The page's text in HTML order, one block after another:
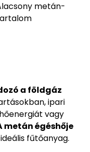
metán-
a földgáz
ipari
vagy
metán égéshője
fűtőanyag.